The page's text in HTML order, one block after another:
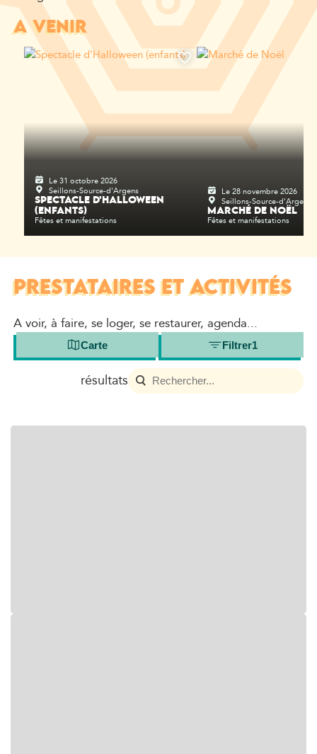
A VENIR
Le 31 octobre 2026
Seillons-Source-d'Argens
SPECTACLE D'HALLOWEEN
(ENFANTS)
Fêtes et manifestations
Le 28 novembre 2026
Seillons-Source-d'Argens
MARCHÉ DE NOËL
Fêtes et manifestations
PRESTATAIRES ET ACTIVITÉS
A voir, à faire, se loger, se restaurer, agenda...
Carte Filtrer1
résultats